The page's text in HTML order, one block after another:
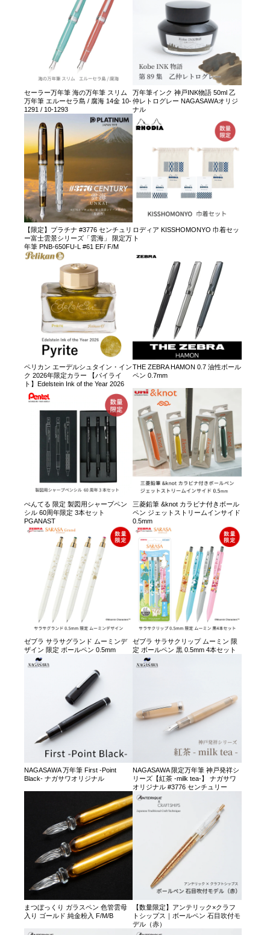
セーラー万年筆 海の万年筆 スリム
万年筆 エルーセラ島 / 腐海 14金 10-
1291 / 10-1293
万年筆インク 神戸INK物語 50ml 乙
仲レトログレー NAGASAWAオリジ
ナル
【限定】プラチナ #3776 センチュリ
ー富士雲景シリーズ「雲海」 限定万
年筆 PNB-650FU-L #61 EF/ F/M
ロディア KISSHOMONYO 巾着セッ
ト
ペリカン エーデルシュタイン・イン
ク 2026年限定カラー 【パイライ
ト】Edelstein Ink of the Year 2026
THE ZEBRA HAMON 0.7 油性ボール
ペン 0.7mm
ぺんてる 限定 製図用シャープペン
シル 60周年限定 3本セット
PGANAST
三菱鉛筆 &knot カラビナ付きボール
ペン ジェットストリームインサイド
0.5mm
ゼブラ サラサグランド ムーミンデ
ザイン 限定 ボールペン 0.5mm
ゼブラ サラサクリップ ムーミン 限
定 ボールペン 黒 0.5mm 4本セット
NAGASAWA 万年筆 First -Point
Black- ナガサワオリジナル
NAGASAWA 限定万年筆 神戸発祥シ
リーズ【紅茶 -milk tea-】 ナガサワ
オリジナル #3776 センチュリー
まつぼっくり ガラスペン 色管雲母
入り ゴールド 純金粉入 F/M/B
【数量限定】アンテリック×クラフ
トシップス｜ボールペン 石目吹付モ
デル（赤）